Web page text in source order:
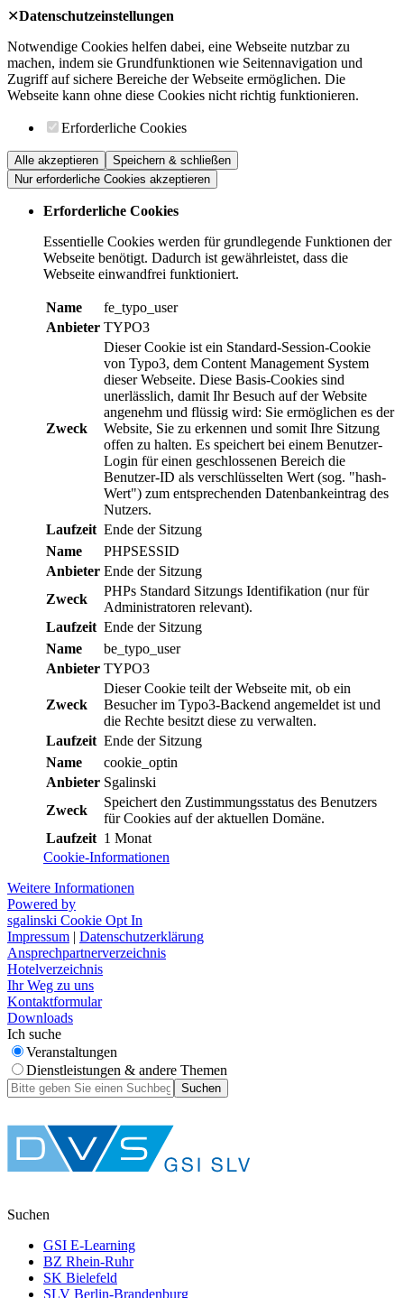
✕Datenschutzeinstellungen
Notwendige Cookies helfen dabei, eine Webseite nutzbar zu
machen, indem sie Grundfunktionen wie Seitennavigation und
Zugriff auf sichere Bereiche der Webseite ermöglichen. Die
Webseite kann ohne diese Cookies nicht richtig funktionieren.
Erforderliche Cookies
Alle akzeptieren
Speichern & schließen
Nur erforderliche Cookies akzeptieren
Erforderliche Cookies
Essentielle Cookies werden für grundlegende Funktionen der
Webseite benötigt. Dadurch ist gewährleistet, dass die
Webseite einwandfrei funktioniert.
Name
fe_typo_user
Anbieter TYPO3
Zweck
Dieser Cookie ist ein Standard-Session-Cookie
von Typo3, dem Content Management System
dieser Webseite. Diese Basis-Cookies sind
unerlässlich, damit Ihr Besuch auf der Website
angenehm und flüssig wird: Sie ermöglichen es der
Website, Sie zu erkennen und somit Ihre Sitzung
offen zu halten. Es speichert bei einem Benutzer-
Login für einen geschlossenen Bereich die
Benutzer-ID als verschlüsselten Wert (sog. "hash-
Wert") zum entsprechenden Datenbankeintrag des
Nutzers.
Laufzeit Ende der Sitzung
Name
PHPSESSID
Anbieter Ende der Sitzung
Zweck
PHPs Standard Sitzungs Identifikation (nur für
Administratoren relevant).
Laufzeit Ende der Sitzung
Name
be_typo_user
Anbieter TYPO3
Zweck
Dieser Cookie teilt der Webseite mit, ob ein
Besucher im Typo3-Backend angemeldet ist und
die Rechte besitzt diese zu verwalten.
Laufzeit Ende der Sitzung
Name
cookie_optin
Anbieter Sgalinski
Zweck
Speichert den Zustimmungsstatus des Benutzers
für Cookies auf der aktuellen Domäne.
Laufzeit 1 Monat
Cookie-Informationen
Weitere Informationen
Powered by
sgalinski Cookie Opt In
Impressum | Datenschutzerklärung
Ansprechpartnerverzeichnis
Hotelverzeichnis
Ihr Weg zu uns
Kontaktformular
Downloads
Ich suche
Veranstaltungen
Dienstleistungen & andere Themen
Suchen
Suchen
GSI E-Learning
BZ Rhein-Ruhr
SK Bielefeld
SLV Berlin-Brandenburg